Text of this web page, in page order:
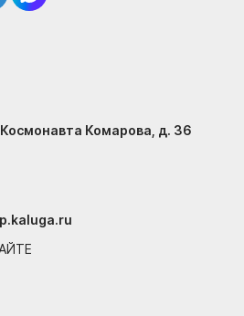
Комарова, д. 36